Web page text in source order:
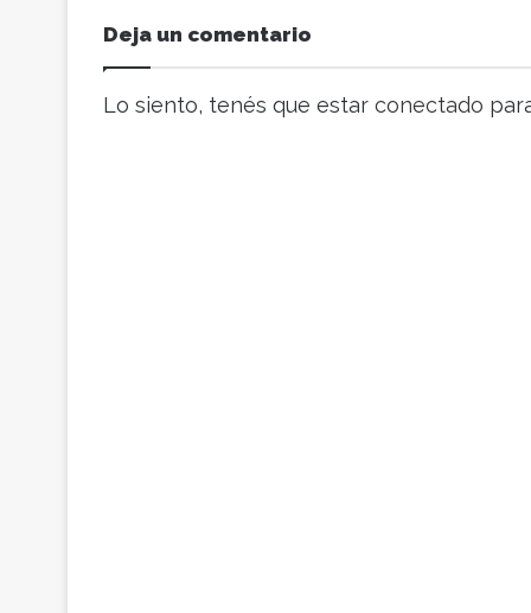
e
o
e
Deja un comentario
Lo siento, tenés que estar conectado